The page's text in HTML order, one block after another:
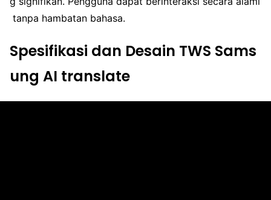
tanpa hambatan bahasa.
Spesifikasi dan Desain TWS Sams
ung AI translate